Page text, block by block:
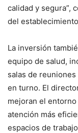
calidad y segura”,
del
La inversión
equipo de salud,
salas de
en turno. El
mejoran el
atención más
espacios de